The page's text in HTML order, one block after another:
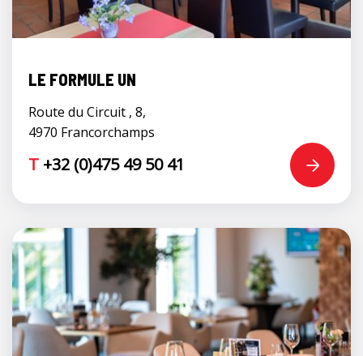
LE FORMULE UN
Route du Circuit , 8,
4970 Francorchamps
T +32 (0)475 49 50 41